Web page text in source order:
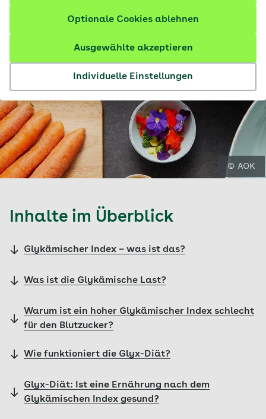
Individuelle Einstellungen
Ausgewählte akzeptieren
Optionale Cookies ablehnen
© AOK
Inhalte im Überblick
Glykämischer Index – was ist das?
Was ist die Glykämische Last?
Warum ist ein hoher Glykämischer Index schlecht
für den Blutzucker?
Wie funktioniert die Glyx-Diät?
Glyx-Diät: Ist eine Ernährung nach dem
Glykämischen Index gesund?